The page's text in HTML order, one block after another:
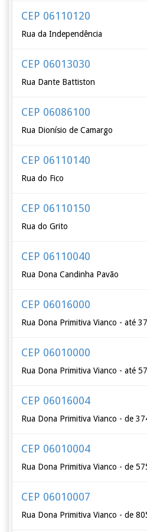
CEP 06110120
Rua da Independência
CEP 06013030
Rua Dante Battiston
CEP 06086100
Rua Dionísio de Camargo
CEP 06110140
Rua do Fico
CEP 06110150
Rua do Grito
CEP 06110040
Rua Dona Candinha Pavão
CEP 06016000
Rua Dona Primitiva Vianco - até
CEP 06010000
Rua Dona Primitiva Vianco - até
CEP 06016004
Rua Dona Primitiva Vianco - de
CEP 06010004
Rua Dona Primitiva Vianco - de
CEP 06010007
Rua Dona Primitiva Vianco - de